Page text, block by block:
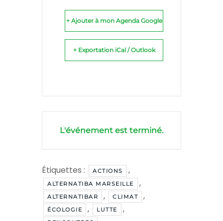
+ Ajouter à mon Agenda Google
+ Exportation iCal / Outlook
L'événement est terminé.
Étiquettes : ACTIONS ,
ALTERNATIBA MARSEILLE ,
ALTERNATIBAR , CLIMAT ,
ÉCOLOGIE , LUTTE ,